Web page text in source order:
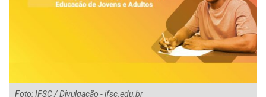
Foto: IFSC / Divulgação - ifsc.edu.br